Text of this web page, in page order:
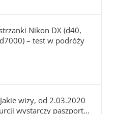
Nikon DX (d40,
– test w podróży
wizy, od 2.03.2020
wystarczy paszport…